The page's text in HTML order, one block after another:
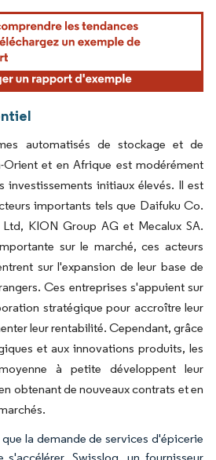
réutilisation nécessite une attribution sous CC BY
automatisés de stockage et de
Orient et en Afrique est modérément
investissements initiaux élevés. Il est
importants tels que Daifuku Co.
KION Group AG et Mecalux SA.
sur le marché, ces acteurs
sur l'expansion de leur base de
Ces entreprises s'appuient sur
stratégique pour accroître leur
leur rentabilité. Cependant, grâce
et aux innovations produits, les
à petite développent leur
obtenant de nouveaux contrats et en
la demande de services d'épicerie